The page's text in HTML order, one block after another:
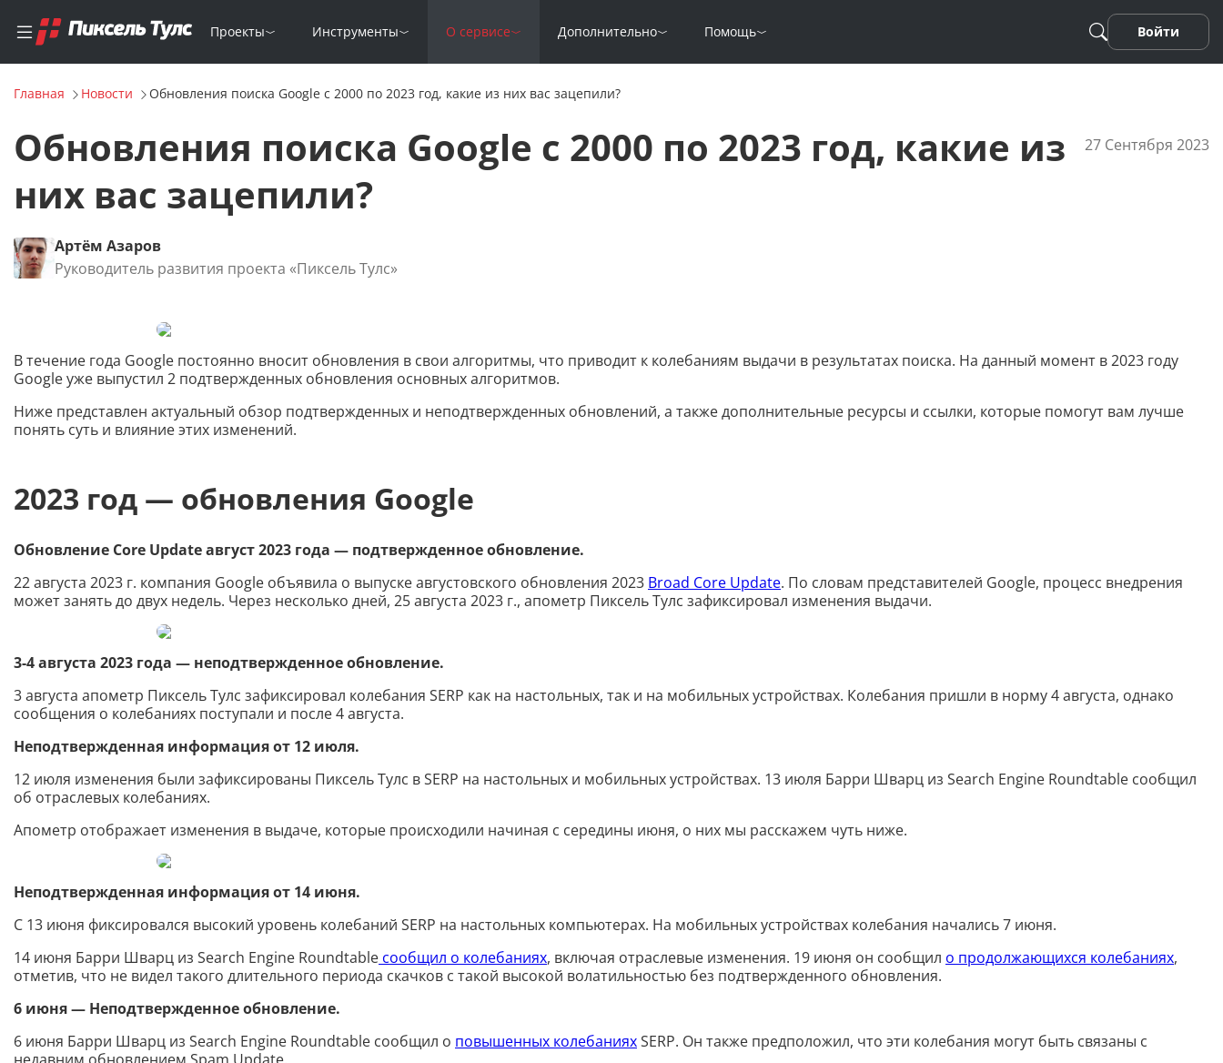
Проекты Инструменты О сервисе Дополнительно
Скрипты
Сравнить два текста
Регламенты
Инструкция
Досудебная претензия
Выступление
Помощь Войти
Главная Новости Обновления поиска Google с 2000 по 2023 год, какие из них вас зацепили?
Обновления поиска Google с 2000 по 2023 год, какие из
них вас зацепили?
27 Сентября 2023
Артём Азаров
Руководитель развития проекта «Пиксель Тулс»
В течение года Google постоянно вносит обновления в свои алгоритмы, что приводит к колебаниям выдачи в результатах поиска. На данный момент в 2023 году
Google уже выпустил 2 подтвержденных обновления основных алгоритмов.
Ниже представлен актуальный обзор подтвержденных и неподтвержденных обновлений, а также дополнительные ресурсы и ссылки, которые помогут вам лучше
понять суть и влияние этих изменений.
2023 год — обновления Google
Обновление Core Update август 2023 года — подтвержденное обновление.
22 августа 2023 г. компания Google объявила о выпуске августовского обновления 2023 Broad Core Update. По словам представителей Google, процесс внедрения
может занять до двух недель. Через несколько дней, 25 августа 2023 г., апометр Пиксель Тулс зафиксировал изменения выдачи.
3-4 августа 2023 года — неподтвержденное обновление.
3 августа апометр Пиксель Тулс зафиксировал колебания SERP как на настольных, так и на мобильных устройствах. Колебания пришли в норму 4 августа, однако
сообщения о колебаниях поступали и после 4 августа.
Неподтвержденная информация от 12 июля.
12 июля изменения были зафиксированы Пиксель Тулс в SERP на настольных и мобильных устройствах. 13 июля Барри Шварц из Search Engine Roundtable сообщил
об отраслевых колебаниях.
Апометр отображает изменения в выдаче, которые происходили начиная с середины июня, о них мы расскажем чуть ниже.
Неподтвержденная информация от 14 июня.
С 13 июня фиксировался высокий уровень колебаний SERP на настольных компьютерах. На мобильных устройствах колебания начались 7 июня.
14 июня Барри Шварц из Search Engine Roundtable сообщил о колебаниях, включая отраслевые изменения. 19 июня он сообщил о продолжающихся колебаниях,
отметив, что не видел такого длительного периода скачков с такой высокой волатильностью без подтвержденного обновления.
6 июня — Неподтвержденное обновление.
6 июня Барри Шварц из Search Engine Roundtable сообщил о повышенных колебанияхSERP. Он также предположил, что эти колебания могут быть связаны с